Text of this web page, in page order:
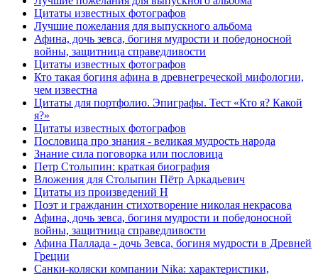
Цитаты известных фотографов
Лучшие пожелания для выпускного альбома
Афина, дочь зевса, богиня мудрости и победоносной
войны, защитница справедливости
Цитаты известных фотографов
Кто такая богиня афина в древнегреческой мифологии,
чем известна
Цитаты для портфолио. Эпиграфы. Тест «Кто я? Какой
я?»
Цитаты известных фотографов
Пословица про знания - великая мудрость народа
Знание сила поговорка или пословица
Петр Столыпин: краткая биография
Вложения для Столыпин Пётр Аркадьевич
Цитаты из произведений Н
Поэт и гражданин стихотворение николая некрасова
Афина, дочь зевса, богиня мудрости и победоносной
войны, защитница справедливости
Афина Паллада - дочь Зевса, богиня мудрости в Древней
Греции
Санки-коляски компании Nika: характеристики,